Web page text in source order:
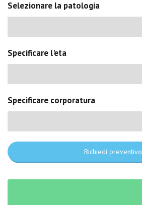
Selezionare la patologia
Specificare l'eta
Specificare corporatura
Richiedi preventivo